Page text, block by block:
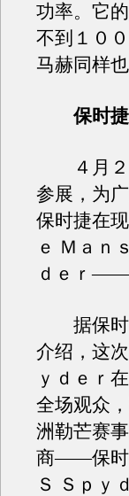
功率。它的
不到１０
马赫同样
保时
４月２
参展，为
保时捷在
ｅ Ｍａｎ
ｄｅｒ——
据保时
介绍，这
ｙｄｅｒ
全场观众
洲勒芒赛
商——保时
Ｓ Ｓｐｙ